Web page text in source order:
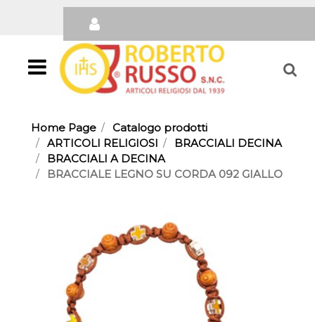
Open
Home Page
Catalogo prodotti
ARTICOLI RELIGIOSI
BRACCIALI DECINA
BRACCIALI A DECINA
BRACCIALE LEGNO SU CORDA 092 GIALLO